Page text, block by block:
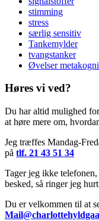
stimming
stress
særlig sensitiv
Tankemylder
tvangstanker
Øvelser
Høres vi ved?
Du har altid mulighed
at høre mere om,
Jeg træffes Mandag-
på tlf. 21 43 51 34
Tager jeg ikke
besked, så ringer jeg
Du er velkommen til at